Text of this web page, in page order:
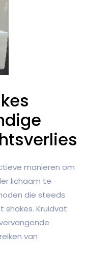
manieren om
lichaam te
die steeds
shakes. Kruidvat
van